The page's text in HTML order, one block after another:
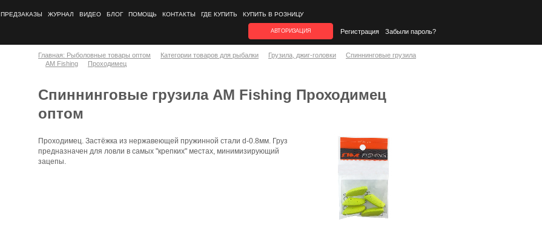
ПРЕДЗАКАЗЫ ЖУРНАЛ ВИДЕО БЛОГ ПОМОЩЬ КОНТАКТЫ ГДЕ КУПИТЬ КУПИТЬ В РОЗНИЦУ
АВТОРИЗАЦИЯ Регистрация Забыли пароль?
Главная: Рыболовные товары оптом Категории товаров для рыбалки Грузила, джиг-головки
Спиннинговые грузила
AM Fishing
Проходимец
Спиннинговые грузила AM Fishing Проходимец
оптом
Проходимец. Застёжка из нержавеющей пружинной стали d-0.8мм. Груз
предназначен для ловли в самых "крепких" местах, минимизирующий
зацепы.